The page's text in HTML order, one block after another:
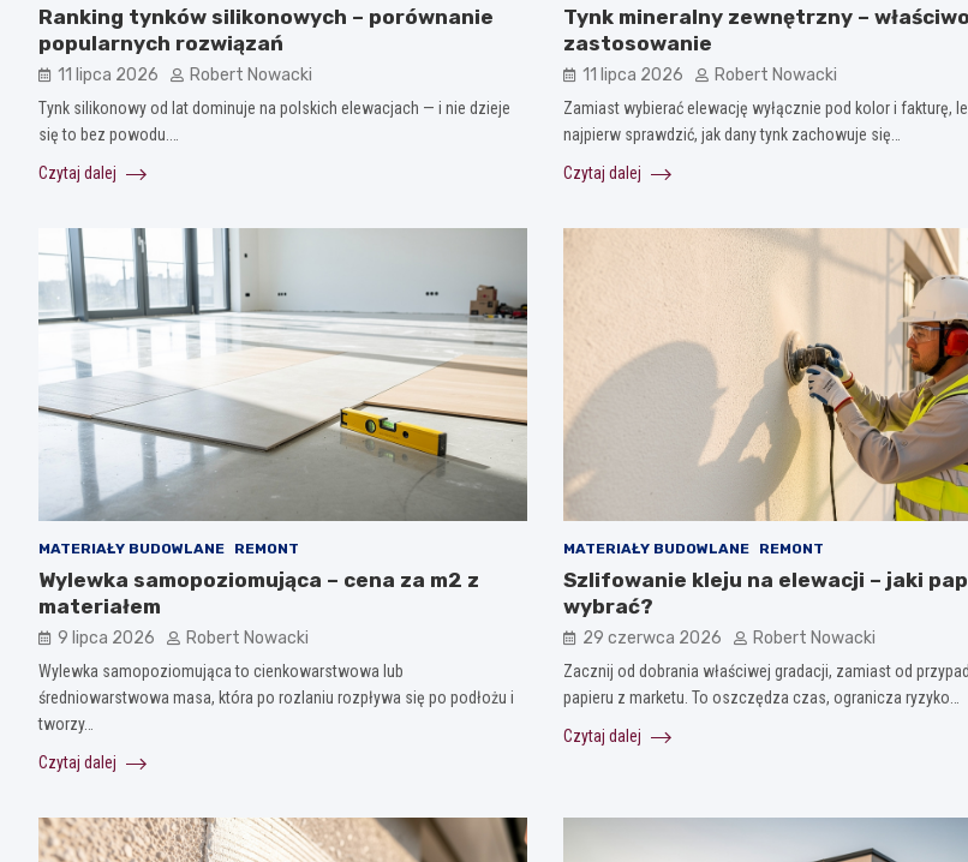
Ranking tynków silikonowych – porównanie
popularnych rozwiązań
11 lipca 2026 Robert Nowacki
Tynk silikonowy od lat dominuje na polskich elewacjach — i nie dzieje
się to bez powodu.…
Czytaj dalej
Tynk mineralny zewnętrzny –
zastosowanie
11 lipca 2026 Robert Nowacki
Zamiast wybierać elewację wyłącznie pod kolor i fakturę,
najpierw sprawdzić, jak dany tynk zachowuje się…
Czytaj dalej
MATERIAŁY BUDOWLANE REMONT
Wylewka samopoziomująca – cena za m2 z
materiałem
9 lipca 2026 Robert Nowacki
Wylewka samopoziomująca to cienkowarstwowa lub
średniowarstwowa masa, która po rozlaniu rozpływa się po podłożu i
tworzy…
Czytaj dalej
MATERIAŁY BUDOWLANE REMONT
Szlifowanie kleju na elewacji – jaki
wybrać?
29 czerwca 2026 Robert Nowacki
Zacznij od dobrania właściwej gradacji, zamiast od
papieru z marketu. To oszczędza czas, ogranicza ryzyko…
Czytaj dalej